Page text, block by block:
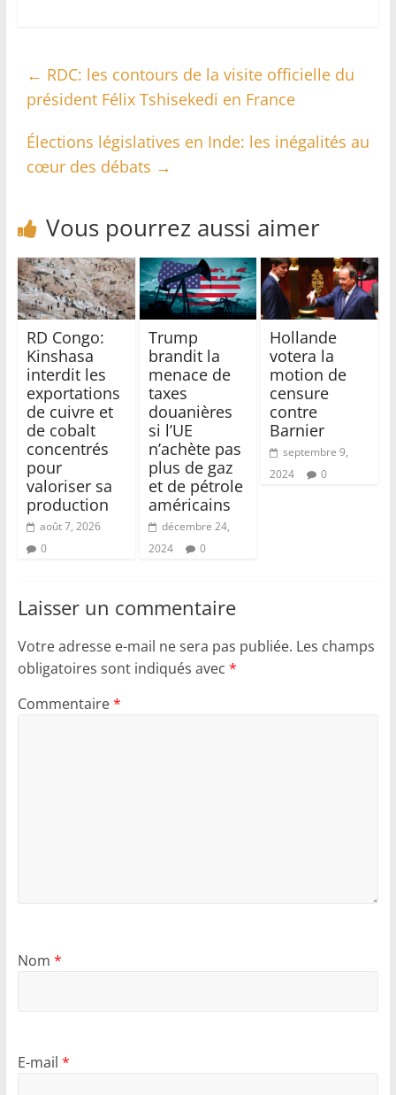
← RDC: les contours de la visite officielle du
président Félix Tshisekedi en France
Élections législatives en Inde: les inégalités au
cœur des débats →
Vous pourrez aussi aimer
RD Congo:
Kinshasa
interdit les
exportations
de cuivre et
de cobalt
concentrés
pour
valoriser sa
production
août 7, 2026
0
Trump
brandit la
menace de
taxes
douanières
si l’UE
n’achète pas
plus de gaz
et de pétrole
américains
décembre 24,
2024
0
Hollande
votera la
motion de
censure
contre
Barnier
septembre 9,
2024
0
Laisser un commentaire
Votre adresse e-mail ne sera pas publiée. Les champs
obligatoires sont indiqués avec *
Commentaire*
Nom *
E-mail *